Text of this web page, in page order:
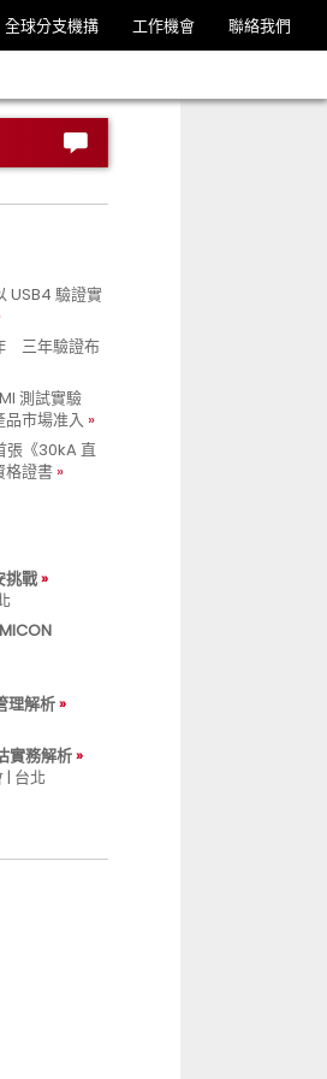
全球分支機搆 工作機會 聯絡我們
USB4 驗證實
三年驗證布
測試實驗
市場准入
張《30kA 直
格證書
挑戰
理解析
實務解析
台北